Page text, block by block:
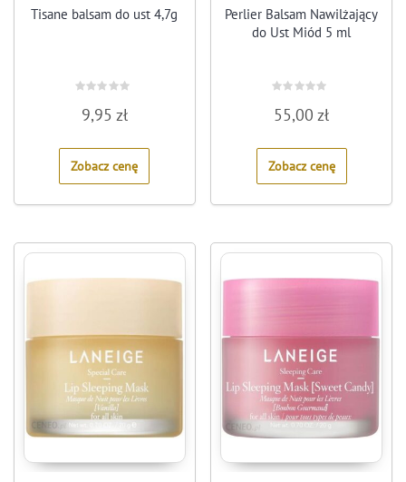
Tisane balsam do ust 4,7g
out
5
9,95 zł
Zobacz cenę
Perlier Balsam Nawilżający
do Ust Miód 5 ml
0
out
5
55,00zł
Zobacz cenę